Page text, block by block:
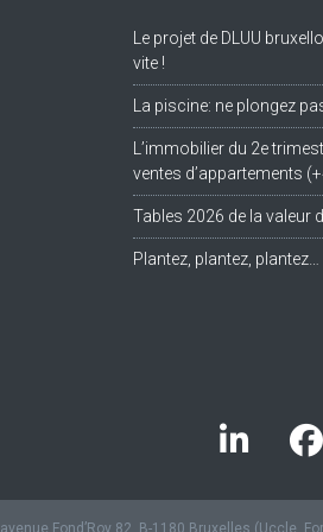
Le projet de DLUU
vite !
La piscine: ne plongez
L’immobilier du 2e
ventes d’appartements
Tables 2026 de la valeur
Plantez, plantez, plantez…
avenue Fond’Roy 82, B-1180 Bruxelles (Uccle,